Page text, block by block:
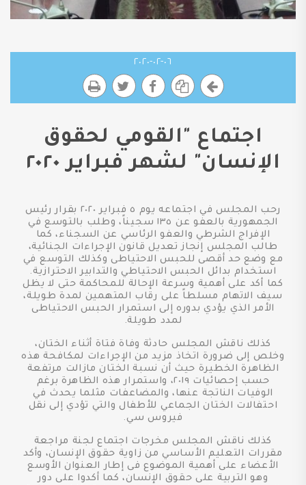
٠٦-٠٢-٢٠٢٠
اجتماع "القومي لحقوق
الإنسان" لشهر فبراير ٢٠٢٠
رحب المجلس في اجتماعه يوم ٥ فبراير ٢٠٢٠ بقرار رئيس
الجمهورية بالعفو عن ١٣٥ سجيناً، وطلب بالتوسع في
الإفراج الشرطي والعفو الرئاسي عن السجناء، كما
طالب المجلس إنجاز تعديل قانون الإجراءات الجنائية،
مع وضع حد أقصى للحبس الاحتياطى وكذلك التوسع في
استخدام بدائل الحبس الاحتياطي والتدابير الاحترازية.
كما أكد على أهمية وسرعة الإحالة للمحاكمة حتى لا يظل
سيف الاتهام مسلطاً على رقاب المتهمين لمدة طويلة،
الأمر الذي يؤدي بدوره إلى استمرار الحبس الاحتياطى
لمدد طويلة.
كذلك ناقش المجلس حادثة وفاة فتاة أثناء الختان،
وخلص إلى ضرورة اتخاذ مزيد من الإجراءات لمكافحة هذه
الظاهرة الخطيرة حيث أن نسبة الختان مازالت مرتفعة
حسب إحصائيات ٢٠١٩، واستمرار هذه الظاهرة برغم
الوفيات الناتجة عنها، والمضاعفات مثلما يحدث في
احتفالات الختان الجماعي للأطفال والتي تؤدي إلى نقل
فيروس سي.
كذلك ناقش المجلس مخرجات اجتماع لجنة مراجعة
مقررات التعليم الأساسي من زاوية حقوق الإنسان، وأكد
الأعضاء على أهمية الموضوع فى إطار العنوان الأوسع
وهو التربية على حقوق الإنسان، كما أكدوا على دور